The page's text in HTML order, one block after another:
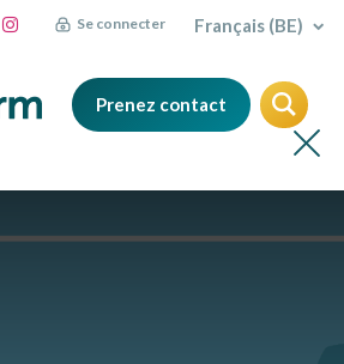
Se connecter Français (BE)
Prenez contact